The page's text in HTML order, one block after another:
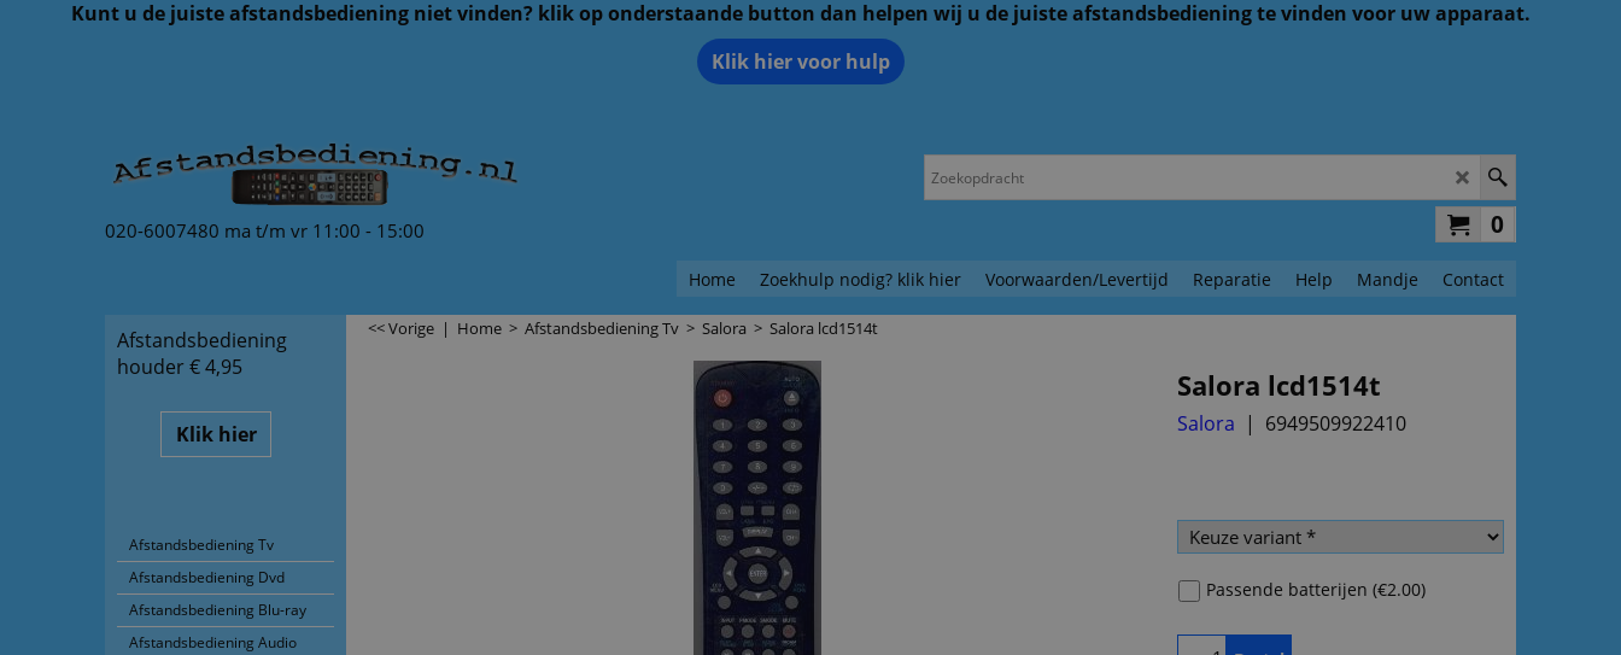
Kunt u de juiste afstandsbediening niet vinden? klik op onderstaande button dan helpen wij u de juiste afstandsbediening te vinden voor uw apparaat.
Klik hier voor hulp
020-6007480 ma t/m vr 11:00 - 15:00 0
Home Zoekhulp nodig? klik hier Voorwaarden/Levertijd Reparatie Help Mandje Contact
Afstandsbediening
houder € 4,95
Klik hier
Afstandsbediening Tv
Afstandsbediening Dvd
Afstandsbediening Blu-ray
Afstandsbediening Audio
<< Vorige | Home > Afstandsbediening Tv > Salora > Salora lcd1514t
Salora lcd1514t
Salora 6949509922410
Passende batterijen (€2.00)